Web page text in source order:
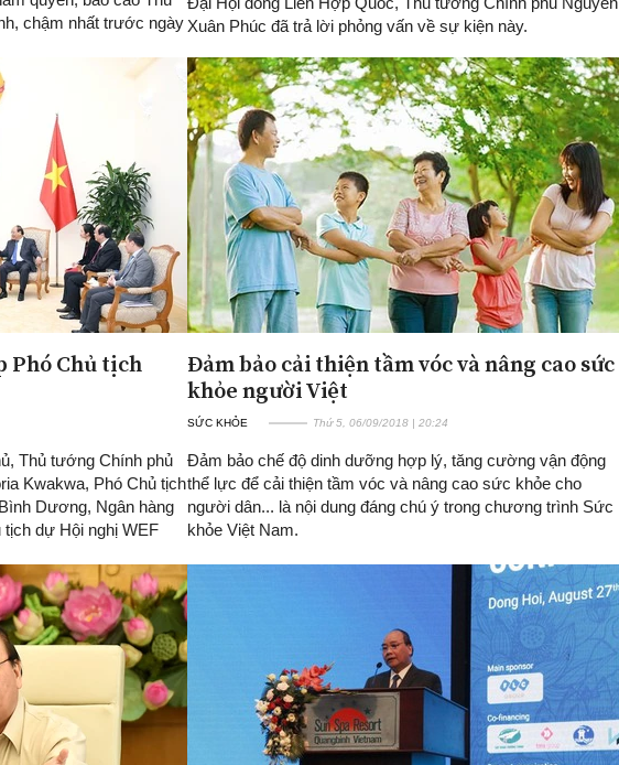
chậm nhất trước ngày Xuân Phúc đã trả lời phỏng vấn về sự kiện này.
Phó Chủ tịch
Thủ tướng Chính phủ
Kwakwa, Phó Chủ tịch
Dương, Ngân hàng
tịch dự Hội nghị WEF
Đảm bảo cải thiện tầm vóc và nâng cao sức
khỏe người Việt
SỨC KHỎE Thứ 5, 06/09/2018 | 20:24
Đảm bảo chế độ dinh dưỡng hợp lý, tăng cường vận động
thể lực để cải thiện tầm vóc và nâng cao sức khỏe cho
người dân... là nội dung đáng chú ý trong chương trình Sức
khỏe Việt Nam.